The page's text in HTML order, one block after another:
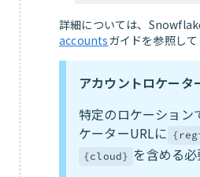
詳細については、
accountsガイドを参照して
アカウントロケータ
特定のロケーション
ケーターURLに
{cloud} を含める